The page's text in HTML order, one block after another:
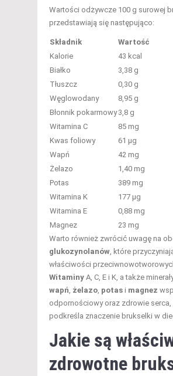
Wartości odżywcze 100 g surowej
przedstawiają się następująco:
Składnik
Wartość
Kalorie
43 kcal
Białko
3,38 g
Tłuszcz
0,30 g
Węglowodany
8,95 g
Błonnik pokarmowy 3,8 g
Witamina C
85 mg
Kwas foliowy
61 µg
Wapń
42 mg
Żelazo
1,40 mg
Potas
389 mg
Witamina K
177 µg
Witamina E
0,88 mg
Magnez
23 mg
Warto również zwrócić uwagę na
glukozynolanów, które
właściwości
Witaminy A, C, E i K, a także
wapń, żelazo, potas i magnez
odpornościowy oraz zdrowie serca,
podkreśla znaczenie brukselki w
Jakie są
zdrowotne